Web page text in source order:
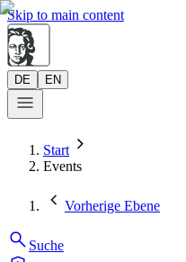
Skip to main content
DE EN
Start
Events
Vorherige Ebene
Suche